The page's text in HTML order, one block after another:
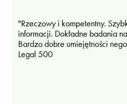
"Rzeczowy i kompetentny.
informacji. Dokładne badania
Bardzo dobre umiejętności
Legal 500